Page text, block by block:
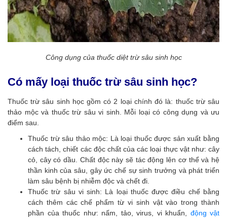
Công dụng của thuốc diệt trừ sâu sinh học
Có mấy loại thuốc trừ sâu sinh học?
Thuốc trừ sâu sinh học gồm có 2 loại chính đó là: thuốc trừ sâu
thảo mộc và thuốc trừ sâu vi sinh. Mỗi loại có công dụng và ưu
điểm sau.
Thuốc trừ sâu thảo mộc: Là loại thuốc được sản xuất bằng
cách tách, chiết các độc chất của các loại thực vật như: cây
cỏ, cây có dầu. Chất độc này sẽ tác động lên cơ thể và hệ
thần kinh của sâu, gây ức chế sự sinh trưởng và phát triển
làm sâu bệnh bị nhiễm độc và chết đi.
Thuốc trừ sâu vi sinh: Là loại thuốc được điều chế bằng
cách thêm các chế phẩm từ vi sinh vật vào trong thành
phần của thuốc như: nấm, tảo, virus, vi khuẩn, động vật